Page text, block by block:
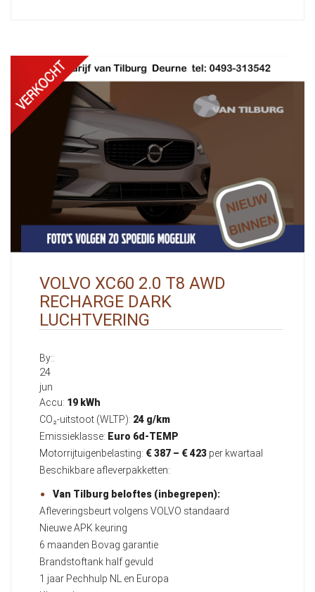
VOLVO XC60 2.0 T8 AWD
RECHARGE DARK
LUCHTVERING
By::
24
jun
Accu: 19 kWh
CO₂-uitstoot (WLTP): 24 g/km
Emissieklasse: Euro 6d-TEMP
Motorrijtuigenbelasting: € 387 – € 423 per kwartaal
Beschikbare afleverpakketten:
Van Tilburg beloftes (inbegrepen):
Afleveringsbeurt volgens VOLVO standaard
Nieuwe APK keuring
6 maanden Bovag garantie
Brandstoftank half gevuld
1 jaar Pechhulp NL en Europa